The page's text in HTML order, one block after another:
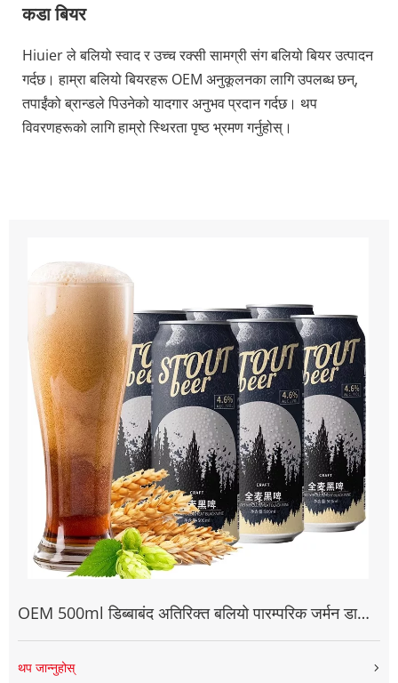
कडा बियर
Hiuier ले बलियो स्वाद र उच्च रक्सी सामग्री संग बलियो बियर उत्पादन
गर्दछ। हाम्रा बलियो बियरहरू OEM अनुकूलनका लागि उपलब्ध छन्,
तपाईंको ब्रान्डले पिउनेको यादगार अनुभव प्रदान गर्दछ। थप
विवरणहरूको लागि हाम्रो स्थिरता पृष्ठ भ्रमण गर्नुहोस्।
OEM 500ml डिब्बाबंद अतिरिक्त बलियो पारम्परिक जर्मन डार्क
थप जान्नुहोस्